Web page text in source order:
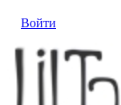
Войти